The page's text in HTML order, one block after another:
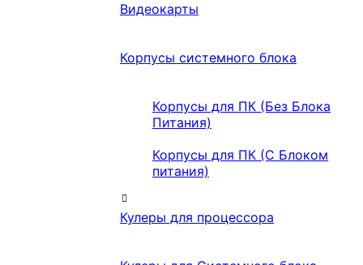
Видеокарты
Корпусы системного блока
Корпусы для ПК (Без Блока
Питания)
Корпусы для ПК (С Блоком
питания)
Кулеры для процессора